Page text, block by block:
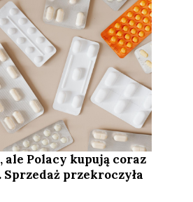
ale Polacy kupują coraz
przekroczyła